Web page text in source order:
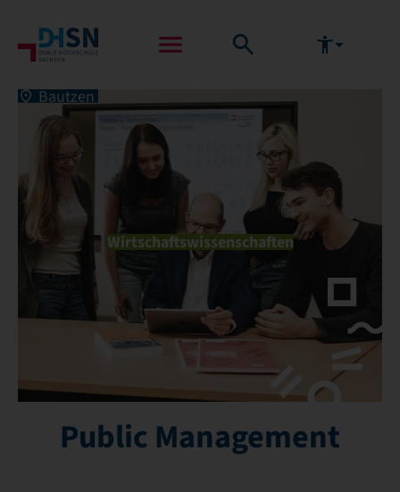
Bautzen
Wirtschaftswissenschaften
Public Management